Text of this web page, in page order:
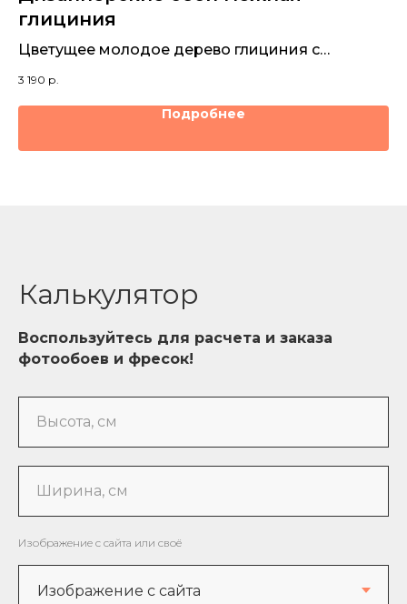
глициния
Цветущее молодое дерево глициния с
3 190 р.
Подробнее
Калькулятор
Воспользуйтесь для расчета и заказа
фотообоев и фресок!
Высота, см
Ширина, см
Изображение с сайта или своё